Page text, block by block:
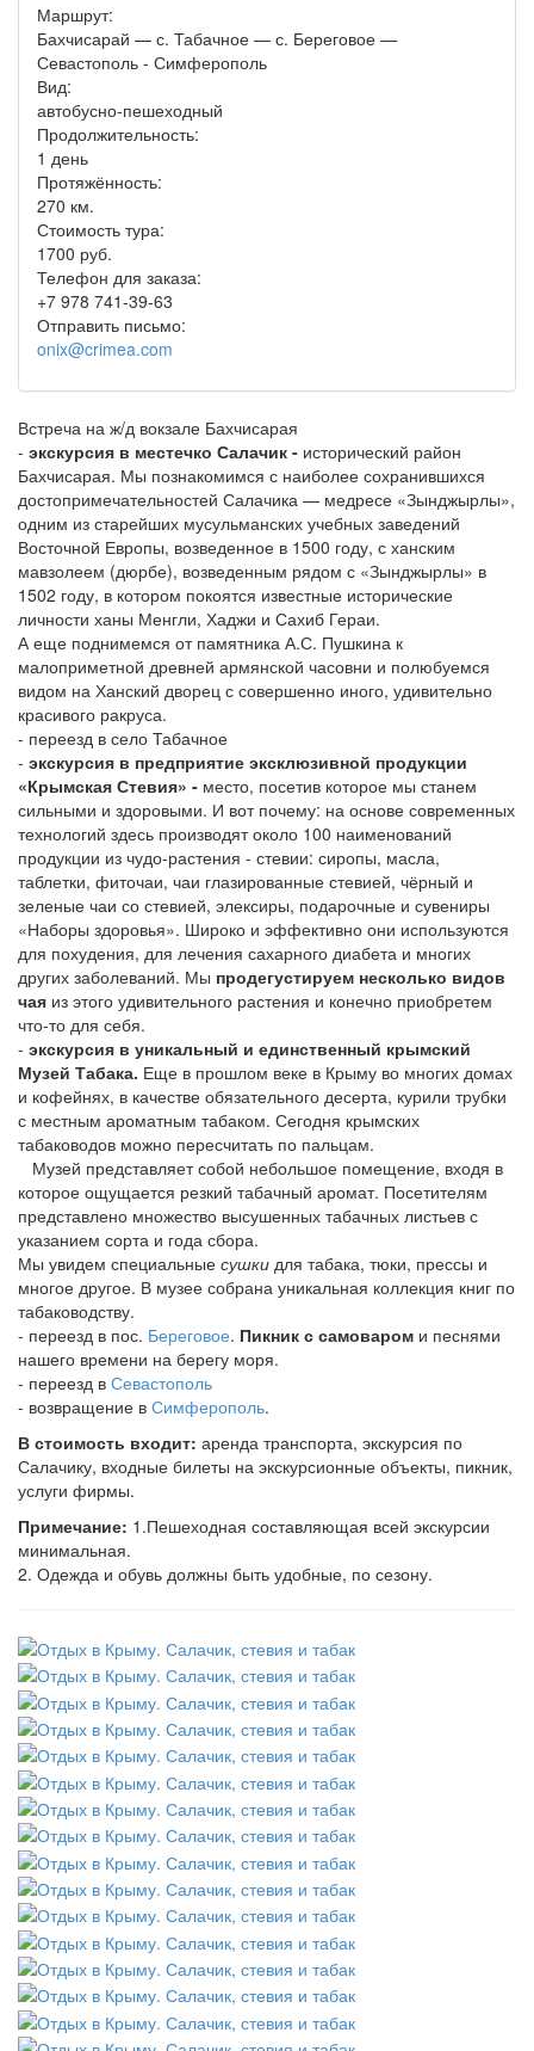
Маршрут:
Бахчисарай — с. Табачное — с. Береговое —
Севастополь - Симферополь
Вид:
автобусно-пешеходный
Продолжительность:
1 день
Протяжённость:
270 км.
Стоимость тура:
1700 руб.
Телефон для заказа:
+7 978 741-39-63
Отправить письмо:
onix@crimea.com
Встреча на ж/д вокзале Бахчисарая
- экскурсия в местечко Салачик - исторический район
Бахчисарая. Мы познакомимся с наиболее сохранившихся
достопримечательностей Салачика — медресе «Зынджырлы»,
одним из старейших мусульманских учебных заведений
Восточной Европы, возведенное в 1500 году, с ханским
мавзолеем (дюрбе), возведенным рядом с «Зынджырлы» в
1502 году, в котором покоятся известные исторические
личности ханы Менгли, Хаджи и Сахиб Гераи.
А еще поднимемся от памятника А.С. Пушкина к
малоприметной древней армянской часовни и полюбуемся
видом на Ханский дворец с совершенно иного, удивительно
красивого ракруса.
- переезд в село Табачное
- экскурсия в предприятие эксклюзивной продукции
«Крымская Стевия» - место, посетив которое мы станем
сильными и здоровыми. И вот почему: на основе современных
технологий здесь производят около 100 наименований
продукции из чудо-растения - стевии: сиропы, масла,
таблетки, фиточаи, чаи глазированные стевией, чёрный и
зеленые чаи со стевией, элексиры, подарочные и сувениры
«Наборы здоровья». Широко и эффективно они используются
для похудения, для лечения сахарного диабета и многих
других заболеваний. Мы продегустируем несколько видов
чая из этого удивительного растения и конечно приобретем
что-то для себя.
- экскурсия в уникальный и единственный крымский
Музей Табака. Еще в прошлом веке в Крыму во многих домах
и кофейнях, в качестве обязательного десерта, курили трубки
с местным ароматным табаком. Сегодня крымских
табаководов можно пересчитать по пальцам.
Музей представляет собой небольшое помещение, входя в
которое ощущается резкий табачный аромат. Посетителям
представлено множество высушенных табачных листьев с
указанием сорта и года сбора.
Мы увидем специальные сушки для табака, тюки, прессы и
многое другое. В музее собрана уникальная коллекция книг по
табаководству.
- переезд в пос. Береговое. Пикник с самоваром и песнями
нашего времени на берегу моря.
- переезд в Севастополь
- возвращение в Симферополь.
В стоимость входит: аренда транспорта, экскурсия по
Салачику, входные билеты на экскурсионные объекты, пикник,
услуги фирмы.
Примечание: 1.Пешеходная составляющая всей экскурсии
минимальная.
2. Одежда и обувь должны быть удобные, по сезону.